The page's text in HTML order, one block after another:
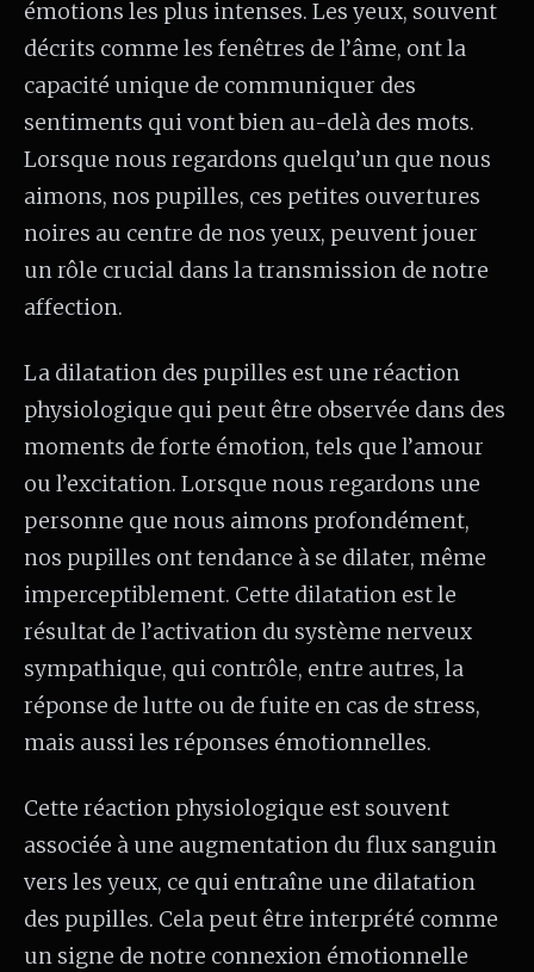
émotions les plus intenses. Les yeux, souvent
décrits comme les fenêtres de l’âme, ont la
capacité unique de communiquer des
sentiments qui vont bien au-delà des mots.
Lorsque nous regardons quelqu’un que nous
aimons, nos pupilles, ces petites ouvertures
noires au centre de nos yeux, peuvent jouer
un rôle crucial dans la transmission de notre
affection.
La dilatation des pupilles est une réaction
physiologique qui peut être observée dans des
moments de forte émotion, tels que l’amour
ou l’excitation. Lorsque nous regardons une
personne que nous aimons profondément,
nos pupilles ont tendance à se dilater, même
imperceptiblement. Cette dilatation est le
résultat de l’activation du système nerveux
sympathique, qui contrôle, entre autres, la
réponse de lutte ou de fuite en cas de stress,
mais aussi les réponses émotionnelles.
Cette réaction physiologique est souvent
associée à une augmentation du flux sanguin
vers les yeux, ce qui entraîne une dilatation
des pupilles. Cela peut être interprété comme
un signe de notre connexion émotionnelle